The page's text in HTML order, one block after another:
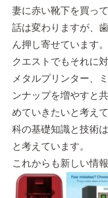
妻に赤い靴下を買っ
話は変わりますが、
ん押し寄せています。
クエストでもそれに
メタルプリンター、
ンナップを増やすと
めていきたいと考え
科の基礎知識と技術
と考えています。
これからも新しい情